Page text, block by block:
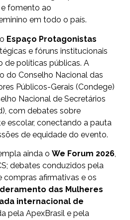
fomento ao
em todo o país.
Espaço Protagonistas
e fóruns institucionais
de políticas públicas. A
do Conselho Nacional das
Públicos-Gerais (Condege)
Nacional de Secretários
com debates sobre
escolar, conectando a pauta
de equidade do evento.
ainda o We Forum 2026,
debates conduzidos pela
compras afirmativas e os
das Mulheres
internacional de
pela ApexBrasil e pela